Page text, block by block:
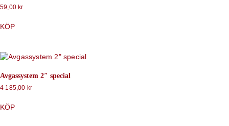
59,00kr
KÖP
Avgassystem 2″ special
4 185,00 kr
KÖP